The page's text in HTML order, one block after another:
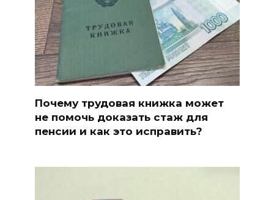
Почему трудовая книжка может
не помочь доказать стаж для
пенсии и как это исправить?